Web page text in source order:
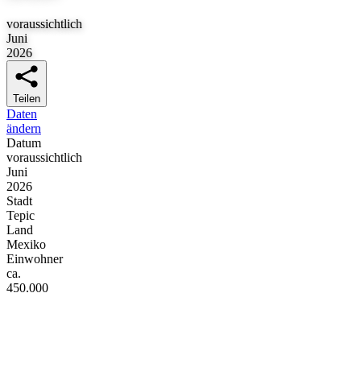
voraussichtlich
Juni
2026
Teilen
Daten
ändern
Datum
voraussichtlich
Juni
2026
Stadt
Tepic
Land
Mexiko
Einwohner
ca.
450.000